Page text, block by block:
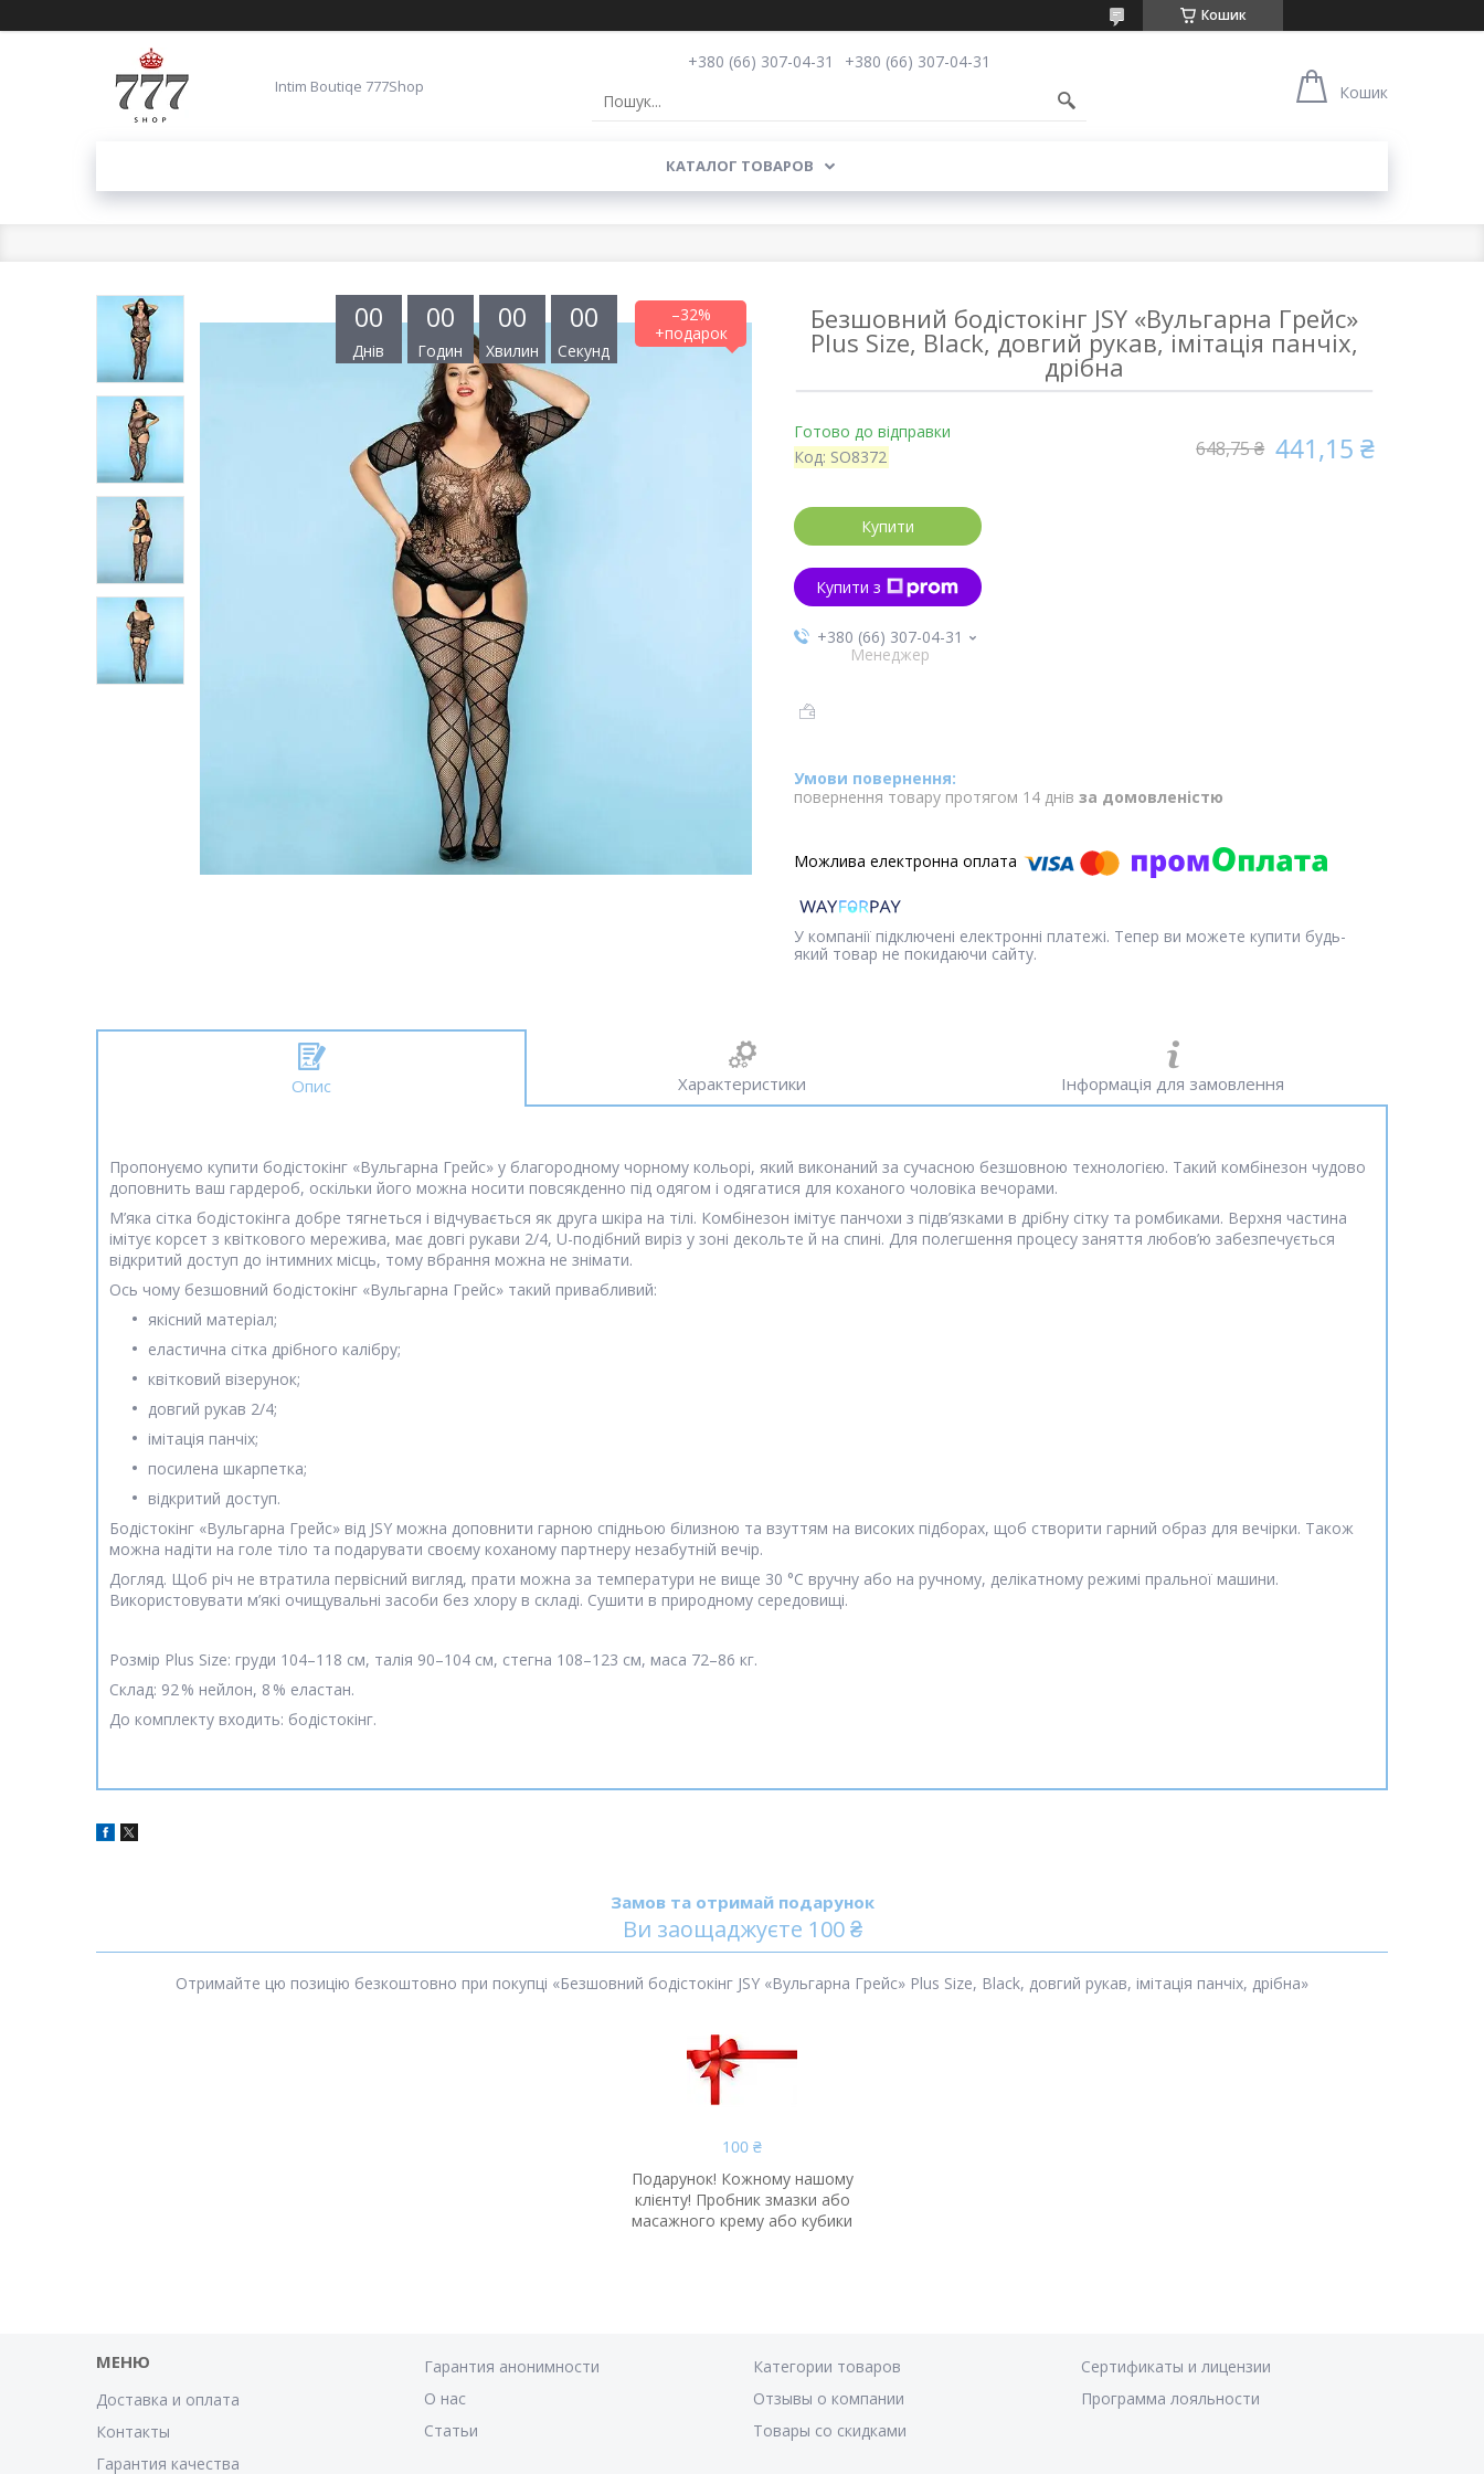
Кошик
Intim Boutiqe 777Shop
+380 (66) 307-04-31
+380 (66) 307-04-31
Кошик
КАТАЛОГ ТОВАРОВ
–32%
00
Днів
00
Годин
00
Хвилин
00
Секунд
Безшовний бодістокінг JSY «Вульгарна Грейс»
Plus Size, Black, довгий рукав, імітація панчіх,
дрібна
Готово до відправки
Код: SO8372 648,75 ₴ 441,15 ₴
Купити
Купити з
+380 (66) 307-04-31
Менеджер
повернення товару протягом 14 днів за домовленістю
У компанії підключені електронні платежі. Тепер ви можете купити будь-
який товар не покидаючи сайту.
Опис Характеристики Інформація для замовлення
Пропонуємо купити бодістокінг «Вульгарна Грейс» у благородному чорному кольорі, який виконаний за сучасною безшовною технологією. Такий комбінезон чудово
доповнить ваш гардероб, оскільки його можна носити повсякденно під одягом і одягатися для коханого чоловіка вечорами.
М’яка сітка бодістокінга добре тягнеться і відчувається як друга шкіра на тілі. Комбінезон імітує панчохи з підв’язками в дрібну сітку та ромбиками. Верхня частина
імітує корсет з квіткового мережива, має довгі рукави 2/4, U-подібний виріз у зоні декольте й на спині. Для полегшення процесу заняття любов’ю забезпечується
відкритий доступ до інтимних місць, тому вбрання можна не знімати.
Ось чому безшовний бодістокінг «Вульгарна Грейс» такий привабливий:
якісний матеріал;
еластична сітка дрібного калібру;
квітковий візерунок;
довгий рукав 2/4;
імітація панчіх;
посилена шкарпетка;
відкритий доступ.
Бодістокінг «Вульгарна Грейс» від JSY можна доповнити гарною спідньою білизною та взуттям на високих підборах, щоб створити гарний образ для вечірки. Також
можна надіти на голе тіло та подарувати своєму коханому партнеру незабутній вечір.
Догляд. Щоб річ не втратила первісний вигляд, прати можна за температури не вище 30 °C вручну або на ручному, делікатному режимі пральної машини.
Використовувати м’які очищувальні засоби без хлору в складі. Сушити в природному середовищі.
Розмір Plus Size: груди 104–118 см, талія 90–104 см, стегна 108–123 см, маса 72–86 кг.
Склад: 92 % нейлон, 8 % еластан.
До комплекту входить: бодістокінг.
Замов та отримай подарунок
Ви заощаджуєте 100 ₴
Отримайте цю позицію безкоштовно при покупці «Безшовний бодістокінг JSY «Вульгарна Грейс» Plus Size, Black, довгий рукав, імітація панчіх, дрібна»
100 ₴
Подарунок! Кожному нашому
клієнту! Пробник змазки або
масажного крему або кубики
МЕНЮ
Доставка и оплата
Контакты
Гарантия качества
Гарантия анонимности
О нас
Статьи
Категории товаров
Отзывы о компании
Товары со скидками
Сертификаты и лицензии
Программа лояльности